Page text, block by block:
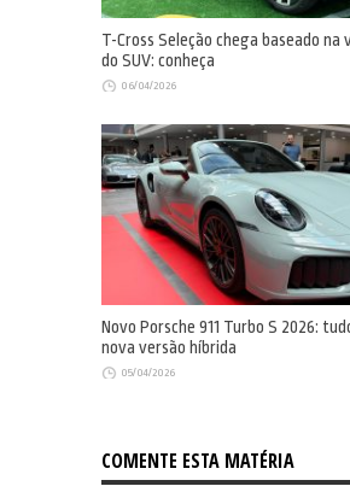
T-Cross Seleção chega baseado na
do SUV: conheça
06/04/2026
Novo Porsche 911 Turbo S 2026:
nova versão híbrida
05/04/2026
COMENTE ESTA MATÉRIA